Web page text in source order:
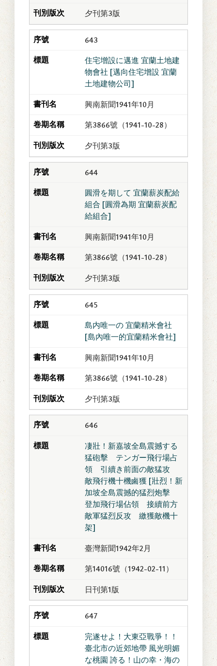
夕刊第3版
643
住宅增設に邁進 宜蘭土地建
物會社 [邁向住宅增設 宜蘭
土地建物公司]
興南新聞1941年10月
第3866號（1941-10-28）
夕刊第3版
644
圓滑を期して 宜蘭薪炭配給
組合 [圓滑為期 宜蘭薪炭配
給組合]
興南新聞1941年10月
第3866號（1941-10-28）
夕刊第3版
645
島内唯一の 宜蘭精米會社
[島內唯一的宜蘭精米會社]
興南新聞1941年10月
第3866號（1941-10-28）
夕刊第3版
646
凄壯！新嘉坡全島震撼する
猛砲擊 テンガー飛行場占
領 引續き前面の敵猛攻
敵飛行機十機鹵獲 [壯烈！新
加坡全島震撼的猛烈炮擊
登加飛行場佔領 接續前方
敵軍猛烈反攻 繳獲敵機十
架]
臺灣新聞1942年2月
第14016號（1942-02-11）
日刊第1版
647
完遂せよ！大東亞戰爭！！
臺北市の近郊地帶 風光明媚
な桃園 誇る！山の幸・海の